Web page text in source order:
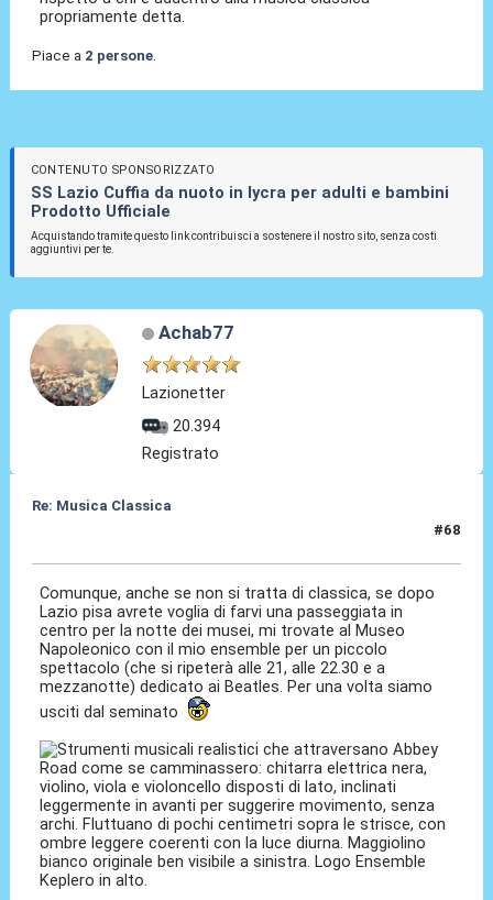
propriamente detta.
Piace a 2 persone.
CONTENUTO SPONSORIZZATO
SS Lazio Cuffia da nuoto in lycra per adulti e bambini
Prodotto Ufficiale
Acquistando tramite questo link contribuisci a sostenere il nostro sito, senza costi
aggiuntivi per te.
Achab77
Lazionetter
20.394
Registrato
Re: Musica Classica
#68
Comunque, anche se non si tratta di classica, se dopo
Lazio pisa avrete voglia di farvi una passeggiata in
centro per la notte dei musei, mi trovate al Museo
Napoleonico con il mio ensemble per un piccolo
spettacolo (che si ripeterà alle 21, alle 22.30 e a
mezzanotte) dedicato ai Beatles. Per una volta siamo
usciti dal seminato